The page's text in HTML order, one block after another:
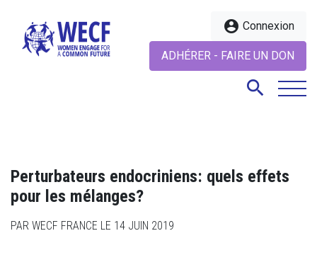
account_circle Connexion
ADHÉRER - FAIRE UN DON
search
search
Perturbateurs endocriniens: quels effets
pour les mélanges?
PAR WECF FRANCE LE 14 JUIN 2019